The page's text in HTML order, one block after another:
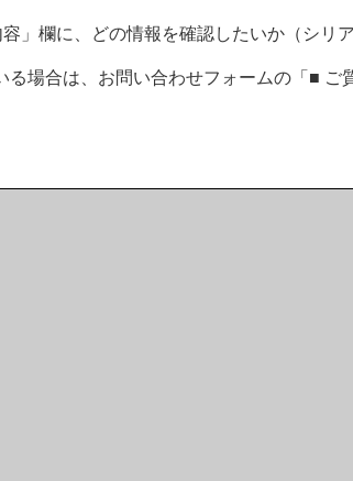
」欄に、どの情報を確認したいか（シリ
場合は、お問い合わせフォームの「■ ご